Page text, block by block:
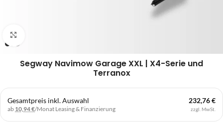
Segway Navimow Garage XXL | X4-Serie und
Terranox
Gesamtpreis inkl. Auswahl
ab 10,94 €/Monat Leasing & Finanzierung
232,76 €
zzgl. MwSt.